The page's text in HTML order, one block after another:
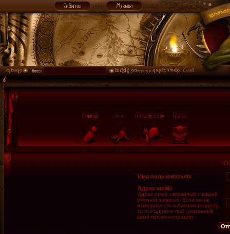
Имя пользователя:
Адрес email:
Адрес email, связанный с вашей
учётной записью. Если вы не
изменили его в Личном разделе,
то это адрес e-mail, указанный
вами при регистрации.